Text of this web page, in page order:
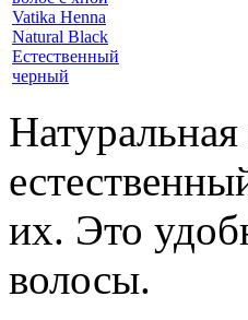
их. Это
волосы.